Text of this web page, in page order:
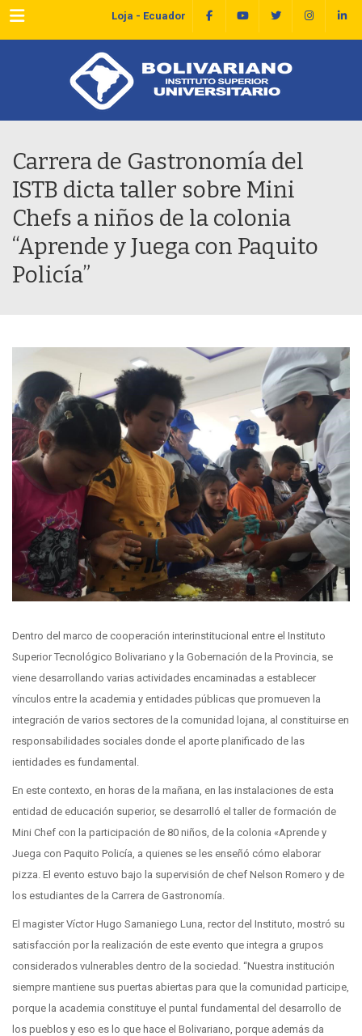
Menu Loja - Ecuador
Carrera de Gastronomía del
ISTB dicta taller sobre Mini
Chefs a niños de la colonia
“Aprende y Juega con Paquito
Policía”
Dentro del marco de cooperación interinstitucional entre el Instituto
Superior Tecnológico Bolivariano y la Gobernación de la Provincia, se
viene desarrollando varias actividades encaminadas a establecer
vínculos entre la academia y entidades públicas que promueven la
integración de varios sectores de la comunidad lojana, al constituirse en
responsabilidades sociales donde el aporte planificado de las
ientidades es fundamental.
En este contexto, en horas de la mañana, en las instalaciones de esta
entidad de educación superior, se desarrolló el taller de formación de
Mini Chef con la participación de 80 niños, de la colonia «Aprende y
Juega con Paquito Policía, a quienes se les enseñó cómo elaborar
pizza. El evento estuvo bajo la supervisión de chef Nelson Romero y de
los estudiantes de la Carrera de Gastronomía.
El magister Víctor Hugo Samaniego Luna, rector del Instituto, mostró su
satisfacción por la realización de este evento que integra a grupos
considerados vulnerables dentro de la sociedad. “Nuestra institución
siempre mantiene sus puertas abiertas para que la comunidad participe,
porque la academia constituye el puntal fundamental del desarrollo de
los pueblos y eso es lo que hace el Bolivariano, porque además da